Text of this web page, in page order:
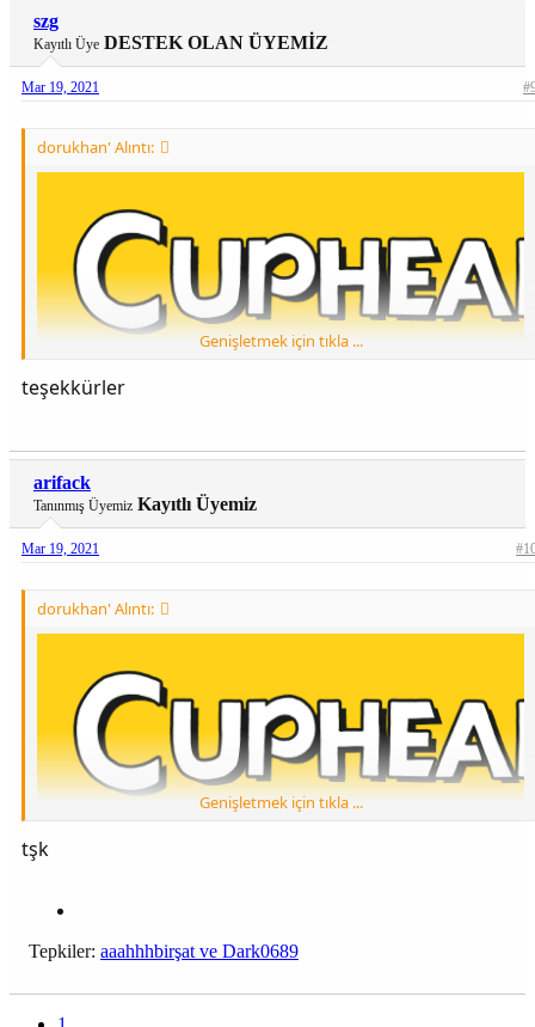
szg
Kayıtlı Üye DESTEK OLAN ÜYEMİZ
Mar 19, 2021
dorukhan' Alıntı:
[Gizli içerik]
Genişletmek için tıkla ...
teşekkürler
arifack
Tanınmış Üyemiz Kayıtlı Üyemiz
Mar 19, 2021
dorukhan' Alıntı:
Genişletmek için tıkla ...
tşk
Tepkiler: aaahhhbirşatve Dark0689